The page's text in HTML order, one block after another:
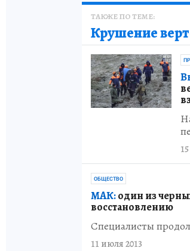
ТАКЖЕ ПО ТЕМЕ:
Крушение
ОБЩЕСТВО
МАК:один из
восстановлению
Специалисты
11 июля 2013